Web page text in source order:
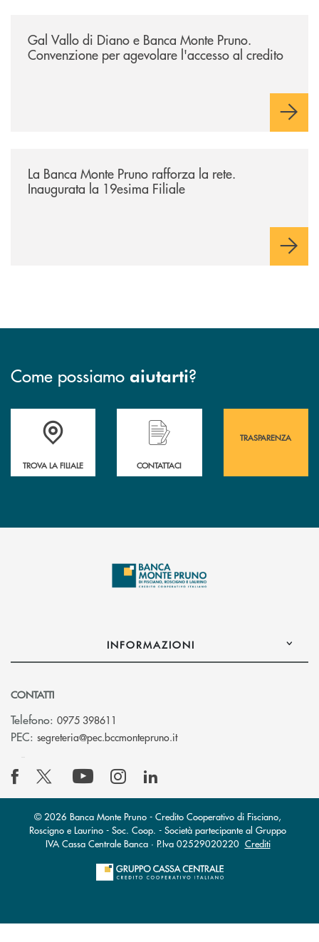
Gal Vallo di Diano e Banca Monte Pruno.
Convenzione per agevolare l'accesso al credito
La Banca Monte Pruno rafforza la rete.
Inaugurata la 19esima Filiale
Come possiamo aiutarti?
Accedi all' elenco completo&nbsp; delle&nbsp; filiali&nbsp; di Banca
TROVA LA FILIALE
Hai bisogno di assistenza immediata?
CONTATTACI
TRASPARENZA
INFORMAZIONI
CONTATTI
Telefono: 0975 398611
PEC: segreteria@pec.bccmontepruno.it(si apre l’app di posta
© 2026 Banca Monte Pruno - Credito Cooperativo di Fisciano,
Roscigno e Laurino - Soc. Coop. - Società partecipante al Gruppo
IVA Cassa Centrale Banca · P.Iva 02529020220 Crediti